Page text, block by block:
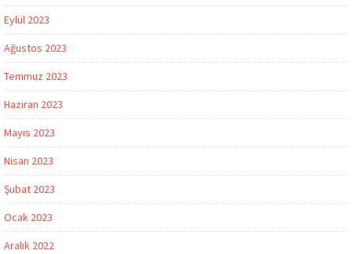
Eylül 2023
Ağustos 2023
Temmuz 2023
Haziran 2023
Mayıs 2023
Nisan 2023
Şubat 2023
Ocak 2023
Aralık 2022